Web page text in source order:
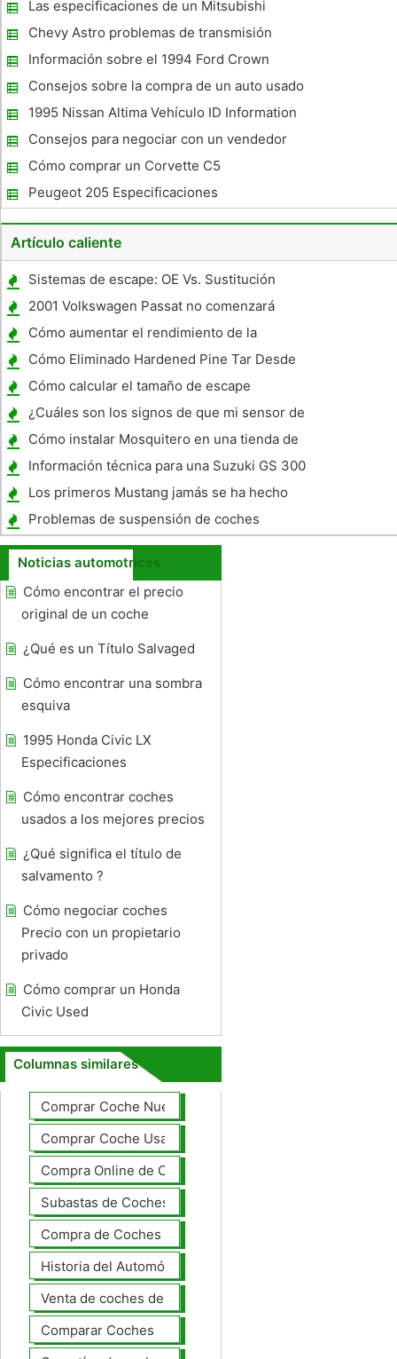
Las especificaciones de un Mitsubishi
Eclipse RS 1996
Chevy Astro problemas de transmisión
Información sobre el 1994 Ford Crown
Victoria Interceptor de policía
Consejos sobre la compra de un auto usado
1995 Nissan Altima Vehículo ID Information
Consejos para negociar con un vendedor
de coches
Cómo comprar un Corvette C5
Peugeot 205 Especificaciones
Artículo caliente
Sistemas de escape: OE Vs. Sustitución
2001 Volkswagen Passat no comenzará
Cómo aumentar el rendimiento de la
gasolina de un Ford Freestyle
Cómo Eliminado Hardened Pine Tar Desde
el Auto
Cómo calcular el tamaño de escape
¿Cuáles son los signos de que mi sensor de
oxígeno es malo en mi jeep?
Cómo instalar Mosquitero en una tienda de
Viking Remolque
Información técnica para una Suzuki GS 300
Los primeros Mustang jamás se ha hecho
Problemas de suspensión de coches
Noticias automotrices
Cómo encontrar el precio
original de un coche
¿Qué es un Título Salvaged
Cómo encontrar una sombra
esquiva
1995 Honda Civic LX
Especificaciones
Cómo encontrar coches
usados ​​a los mejores precios
¿Qué significa el título de
salvamento ?
Cómo negociar coches
Precio con un propietario
privado
Cómo comprar un Honda
Civic Used
Columnas similares
Comprar Coche Nuevo
Comprar Coche Usado
Compra Online de Coches
Subastas de Coches
Compra de Coches Basics
Historia del Automóvil
Venta de coches de lujo
Comparar Coches